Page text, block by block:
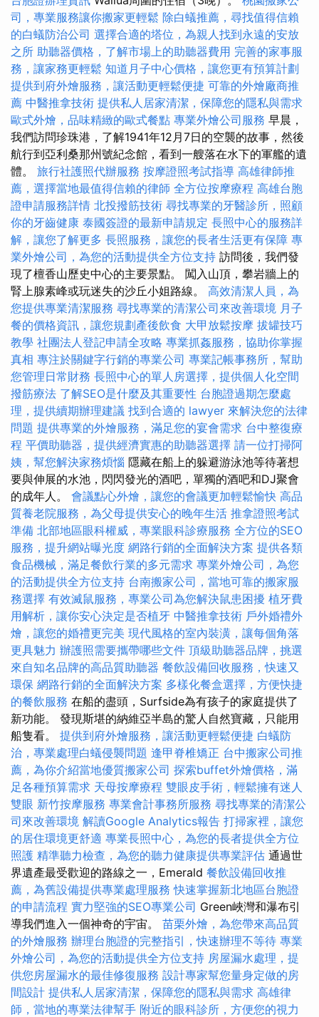
司，專業服務讓你搬家更輕鬆 除白蟻推薦，尋找值得信賴
的白蟻防治公司 選擇合適的塔位，為親人找到永遠的安放
之所 助聽器價格，了解市場上的助聽器費用 完善的家事服
務，讓家務更輕鬆 知道月子中心價格，讓您更有預算計劃
提供到府外燴服務，讓活動更輕鬆便捷 可靠的外燴廠商推
薦 中醫推拿技術 提供私人居家清潔，保障您的隱私與需求
歐式外燴，品味精緻的歐式餐點 專業外燴公司服務 早晨，
我們訪問珍珠港，了解1941年12月7日的空襲的故事，然後
航行到亞利桑那州號紀念館，看到一艘落在水下的軍艦的遺
體。 旅行社護照代辦服務 按摩證照考試指導 高雄律師推
薦，選擇當地最值得信賴的律師 全方位按摩療程 高雄台胞
證申請服務詳情 北投撥筋技術 尋找專業的牙醫診所，照顧
你的牙齒健康 泰國簽證的最新申請規定 長照中心的服務詳
解，讓您了解更多 長照服務，讓您的長者生活更有保障 專
業外燴公司，為您的活動提供全方位支持 訪問後，我們發
現了檀香山歷史中心的主要景點。 闖入山頂，攀岩牆上的
腎上腺素峰或玩迷失的沙丘小姐路線。 高效清潔人員，為
您提供專業清潔服務 尋找專業的清潔公司來改善環境 月子
餐的價格資訊，讓您規劃產後飲食 大甲放鬆按摩 拔罐技巧
教學 社團法人登記申請全攻略 專業抓姦服務，協助你掌握
真相 專注於關鍵字行銷的專業公司 專業記帳事務所，幫助
您管理日常財務 長照中心的單人房選擇，提供個人化空間
撥筋療法 了解SEO是什麼及其重要性 台胞證過期怎麼處
理，提供續期辦理建議 找到合適的 lawyer 來解決您的法律
問題 提供專業的外燴服務，滿足您的宴會需求 台中整復療
程 平價助聽器，提供經濟實惠的助聽器選擇 請一位打掃阿
姨，幫您解決家務煩惱 隱藏在船上的躲避游泳池等待著想
要與伸展的水池，閃閃發光的酒吧，單獨的酒吧和DJ聚會
的成年人。 會議點心外燴，讓您的會議更加輕鬆愉快 高品
質養老院服務，為父母提供安心的晚年生活 推拿證照考試
準備 北部地區眼科權威，專業眼科診療服務 全方位的SEO
服務，提升網站曝光度 網路行銷的全面解決方案 提供各類
食品機械，滿足餐飲行業的多元需求 專業外燴公司，為您
的活動提供全方位支持 台南搬家公司，當地可靠的搬家服
務選擇 有效滅鼠服務，專業公司為您解決鼠患困擾 植牙費
用解析，讓你安心決定是否植牙 中醫推拿技術 戶外婚禮外
燴，讓您的婚禮更完美 現代風格的室內裝潢，讓每個角落
更具魅力 辦護照需要攜帶哪些文件 頂級助聽器品牌，挑選
來自知名品牌的高品質助聽器 餐飲設備回收服務，快速又
環保 網路行銷的全面解決方案 多樣化餐盒選擇，方便快捷
的餐飲服務 在船的盡頭，Surfside為有孩子的家庭提供了
新功能。 發現斯堪的納維亞半島的驚人自然寶藏，只能用
船隻看。 提供到府外燴服務，讓活動更輕鬆便捷 白蟻防
治，專業處理白蟻侵襲問題 逢甲脊椎矯正 台中搬家公司推
薦，為你介紹當地優質搬家公司 探索buffet外燴價格，滿
足各種預算需求 天母按摩療程 雙眼皮手術，輕鬆擁有迷人
雙眼 新竹按摩服務 專業會計事務所服務 尋找專業的清潔公
司來改善環境 解讀Google Analytics報告 打掃家裡，讓您
的居住環境更舒適 專業長照中心，為您的長者提供全方位
照護 精準聽力檢查，為您的聽力健康提供專業評估 通過世
界遺產最受歡迎的路線之一，Emerald 餐飲設備回收推
薦，為舊設備提供專業處理服務 快速掌握新北地區台胞證
的申請流程 實力堅強的SEO專業公司 Green峽灣和瀑布引
導我們進入一個神奇的宇宙。 苗栗外燴，為您帶來高品質
的外燴服務 辦理台胞證的完整指引，快速辦理不等待 專業
外燴公司，為您的活動提供全方位支持 房屋漏水處理，提
供您房屋漏水的最佳修復服務 設計專家幫您量身定做的房
間設計 提供私人居家清潔，保障您的隱私與需求 高雄律
師，當地的專業法律幫手 附近的眼科診所，方便您的視力